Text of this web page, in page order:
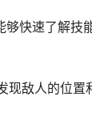
快速了解技
现敌人的位